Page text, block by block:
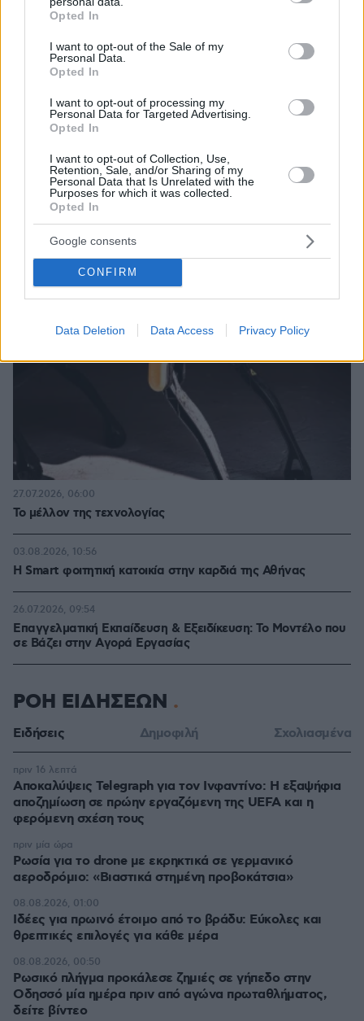
grant or deny consent to Google and its third-party tags to
use your data for below specified purposes in below Google
consent section.
Opted In
I want to opt-out of the Sale of my
Personal Data.
Opted In
I want to opt-out of processing my
Personal Data for Targeted Advertising.
Opted In
I want to opt-out of Collection, Use,
Retention, Sale, and/or Sharing of my
Personal Data that Is Unrelated with the
Purposes for which it was collected.
Opted In
Google consents
CONFIRM
Data Deletion Data Access Privacy Policy
«Με ακολούθησε, με δάγκωσε και με έγδαρε στη μέση»:
Πώς επιτέθηκε ο λύκος στον άνδρα στo Τατόι
22.02.2026, 07:36
Thema Insights
Το μέλλον της τεχνολογίας
27.07.2026, 06:00
Η Smart φοιτητική κατοικία στην καρδιά της Αθήνας
03.08.2026, 10:56
Επαγγελματική Εκπαίδευση & Εξειδίκευση: Το Mοντέλο που
σε Bάζει στην Aγορά Eργασίας
26.07.2026, 09:54
ΡΟΗ ΕΙΔΗΣΕΩΝ
Ειδήσεις Δημοφιλή Σχολιασμένα
Αποκαλύψεις Telegraph για τον Ινφαντίνο: Η εξαψήφια
αποζημίωση σε πρώην εργαζόμενη της UEFA και η
φερόμενη σχέση τους
πριν 16 λεπτά
Ρωσία για το drone με εκρηκτικά σε γερμανικό
αεροδρόμιο: «Βιαστικά στημένη προβοκάτσια»
πριν μία ώρα
Ιδέες για πρωινό έτοιμο από το βράδυ: Εύκολες και
θρεπτικές επιλογές για κάθε μέρα
08.08.2026, 01:00
Ρωσικό πλήγμα προκάλεσε ζημιές σε γήπεδο στην
Οδησσό μία ημέρα πριν από αγώνα πρωταθλήματος,
δείτε βίντεο
08.08.2026, 00:50